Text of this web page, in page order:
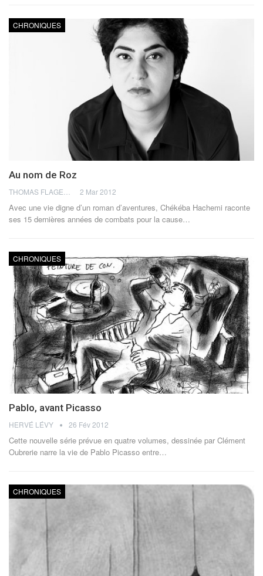
CHRONIQUES
Au nom de Roz
2 Mar 2012
Avec une vie digne d’un roman d’aventures, Chékéba Hachemi raconte
ses 15 dernières années de combats pour la cause…
CHRONIQUES
Pablo, avant Picasso
HERVÉ LÉVY 26 Fév 2012
Cette nouvelle série prévue en quatre volumes, dessinée par Clément
Oubrerie narre la vie de Pablo Picasso entre…
CHRONIQUES